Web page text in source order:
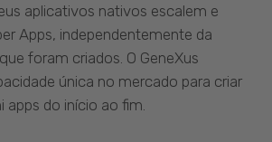
aplicativos nativos escalem e
Apps, independentemente da
foram criados. O GeneXus
única no mercado para criar
apps do início ao fim.